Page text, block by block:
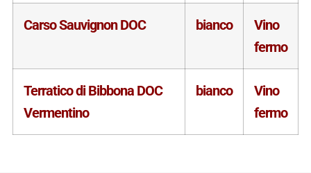
Carso Sauvignon DOC bianco
Vino
fermo
Terratico di Bibbona DOC
Vermentino
bianco
Vino
fermo